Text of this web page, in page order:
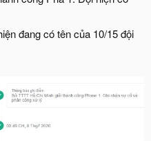
đang có tên của 10/15 đội